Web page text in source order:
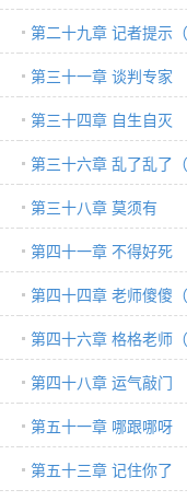
第二十九章 记者提示（
第三十一章 谈判专家
第三十四章 自生自灭
第三十六章 乱了乱了（
第三十八章 莫须有
第四十一章 不得好死
第四十四章 老师傻傻（
第四十六章 格格老师（
第四十八章 运气敲门
第五十一章 哪跟哪呀
第五十三章 记住你了